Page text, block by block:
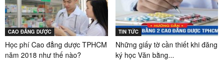
CAO ĐẲNG DƯỢC
Học phí Cao đẳng dược TPHCM
năm 2018 như thế nào?
TIN TỨC
Những giấy tờ cần thiết khi đăng
ký học Văn bằng...